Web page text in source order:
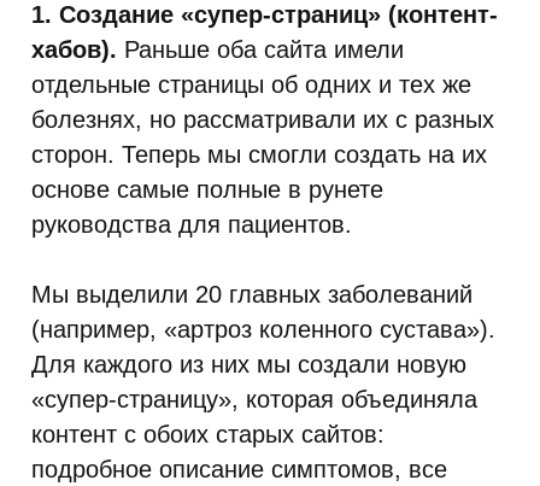
1. Создание «супер-страниц» (контент-
хабов). Раньше оба сайта имели
отдельные страницы об одних и тех же
болезнях, но рассматривали их с разных
сторон. Теперь мы смогли создать на их
основе самые полные в рунете
руководства для пациентов.
Мы выделили 20 главных заболеваний
(например, «артроз коленного сустава»).
Для каждого из них мы создали новую
«супер-страницу», которая объединяла
контент с обоих старых сайтов:
подробное описание симптомов, все